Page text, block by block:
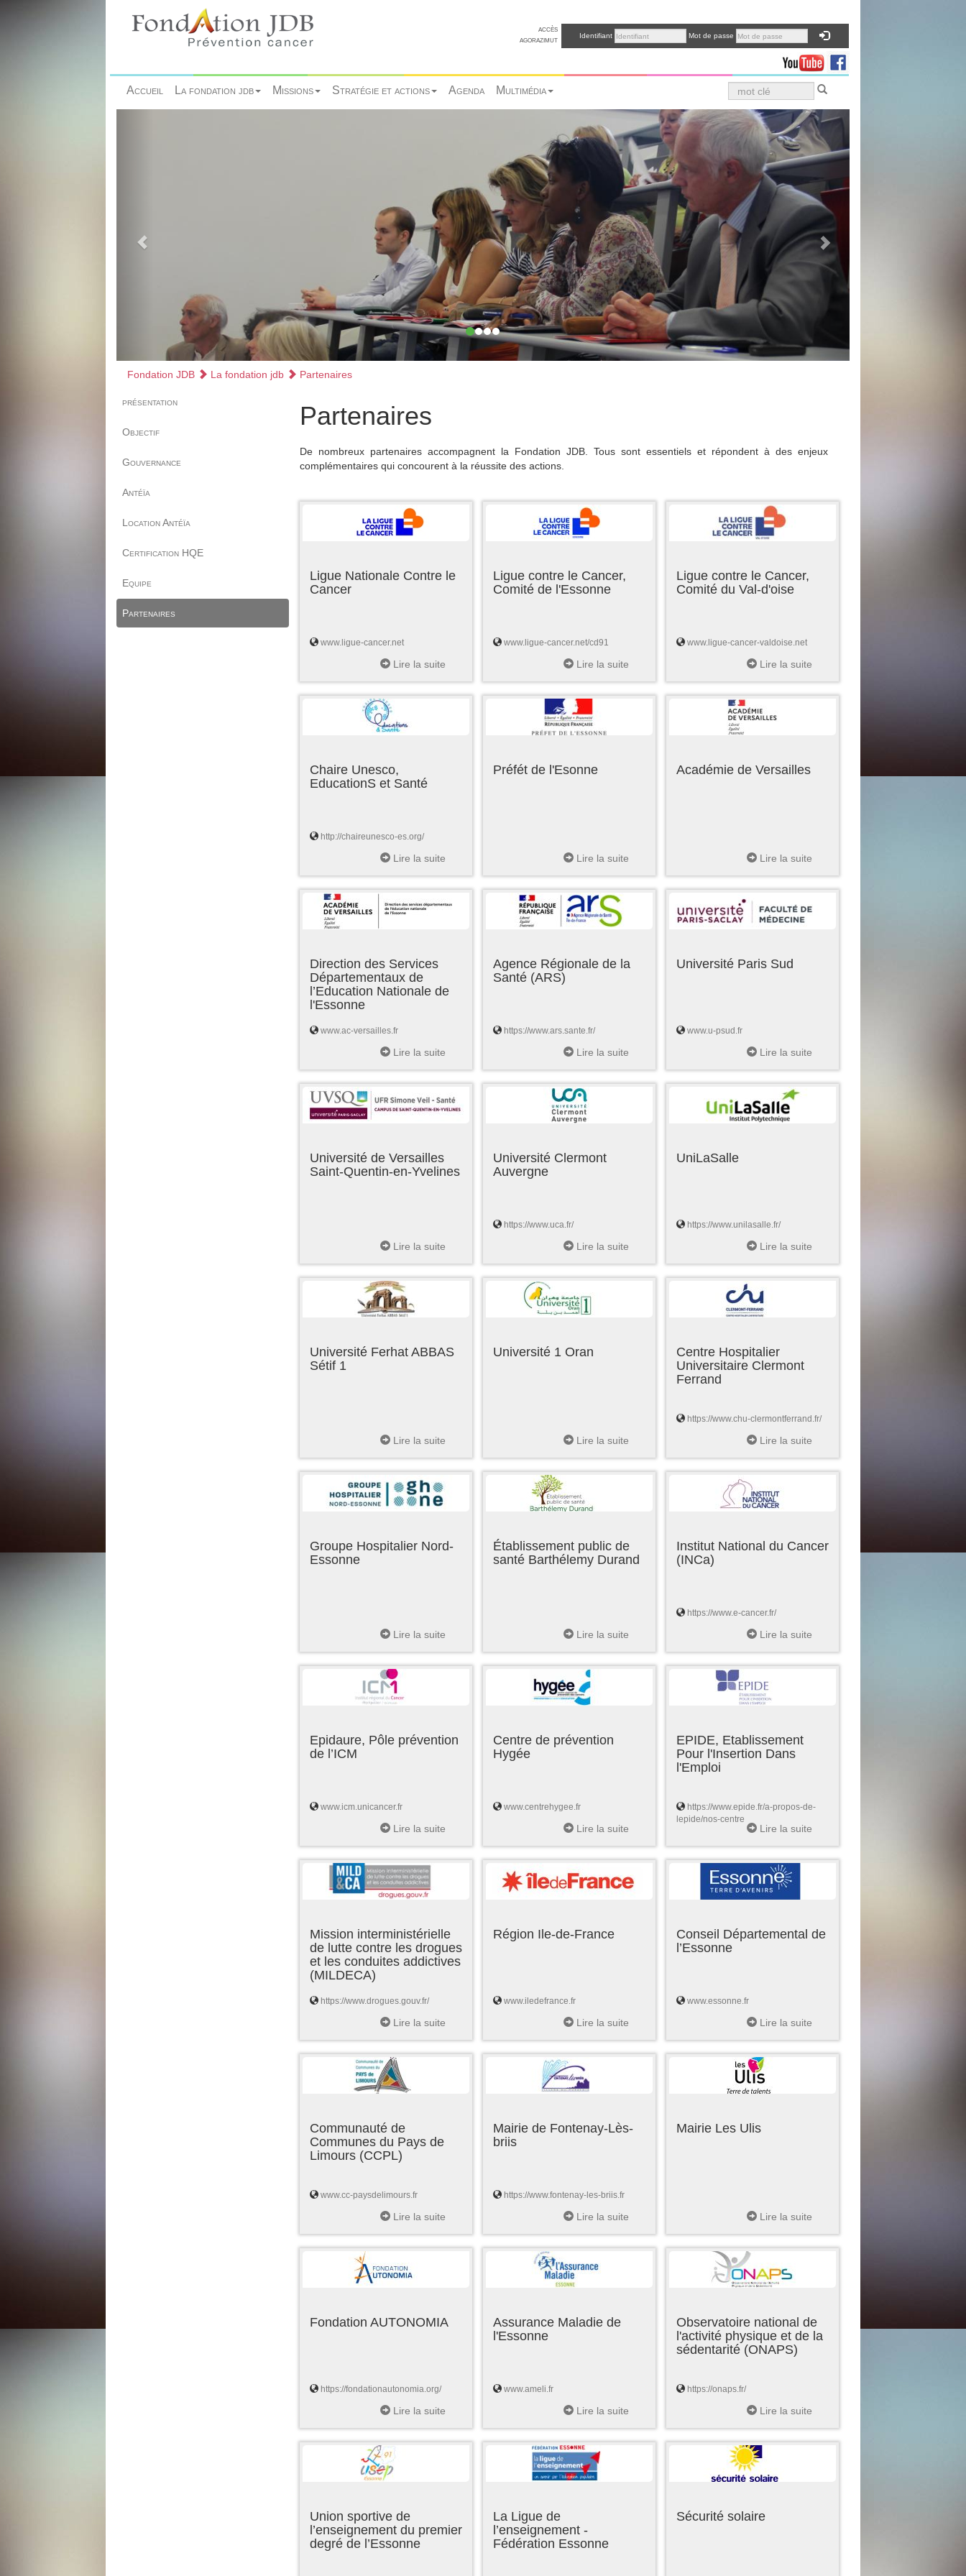
accès
agorazimut
Identifiant Mot de passe
Accueil La fondation jdb Missions Stratégie et actions Agenda Multimédia
Fondation JDB La fondation jdb Partenaires
présentation
Objectif
Gouvernance
Antéïa
Location Antéïa
Certification HQE
Equipe
Partenaires
Partenaires
De nombreux partenaires accompagnent la Fondation JDB. Tous sont essentiels et répondent à des enjeux
complémentaires qui concourent à la réussite des actions.
Ligue Nationale Contre le
Cancer
www.ligue-cancer.net
Lire la suite
Ligue contre le Cancer,
Comité de l'Essonne
www.ligue-cancer.net/cd91
Lire la suite
Ligue contre le Cancer,
Comité du Val-d'oise
www.ligue-cancer-valdoise.net
Lire la suite
Chaire Unesco,
EducationS et Santé
http://chaireunesco-es.org/
Lire la suite
Préfét de l'Esonne
Lire la suite
Académie de Versailles
Lire la suite
Direction des Services
Départementaux de
l’Education Nationale de
l'Essonne
www.ac-versailles.fr
Lire la suite
Agence Régionale de la
Santé (ARS)
https://www.ars.sante.fr/
Lire la suite
Université Paris Sud
www.u-psud.fr
Lire la suite
Université de Versailles
Saint-Quentin-en-Yvelines
Lire la suite
Université Clermont
Auvergne
https://www.uca.fr/
Lire la suite
UniLaSalle
https://www.unilasalle.fr/
Lire la suite
Université Ferhat ABBAS
Sétif 1
Lire la suite
Université 1 Oran
Lire la suite
Centre Hospitalier
Universitaire Clermont
Ferrand
https://www.chu-clermontferrand.fr/
Lire la suite
Groupe Hospitalier Nord-
Essonne
Lire la suite
Établissement public de
santé Barthélemy Durand
Lire la suite
Institut National du Cancer
(INCa)
https://www.e-cancer.fr/
Lire la suite
Epidaure, Pôle prévention
de l’ICM
www.icm.unicancer.fr
Lire la suite
Centre de prévention
Hygée
www.centrehygee.fr
Lire la suite
EPIDE, Etablissement
Pour l'Insertion Dans
l'Emploi
https://www.epide.fr/a-propos-de-
lepide/nos-centre
Lire la suite
Mission interministérielle
de lutte contre les drogues
et les conduites addictives
(MILDECA)
https://www.drogues.gouv.fr/
Lire la suite
Région Ile-de-France
www.iledefrance.fr
Lire la suite
Conseil Départemental de
l’Essonne
www.essonne.fr
Lire la suite
Communauté de
Communes du Pays de
Limours (CCPL)
www.cc-paysdelimours.fr
Lire la suite
Mairie de Fontenay-Lès-
briis
https://www.fontenay-les-briis.fr
Lire la suite
Mairie Les Ulis
Lire la suite
Fondation AUTONOMIA
https://fondationautonomia.org/
Lire la suite
Assurance Maladie de
l'Essonne
www.ameli.fr
Lire la suite
Observatoire national de
l'activité physique et de la
sédentarité (ONAPS)
https://onaps.fr/
Lire la suite
Union sportive de
l’enseignement du premier
degré de l’Essonne
La Ligue de
l’enseignement -
Fédération Essonne
Sécurité solaire